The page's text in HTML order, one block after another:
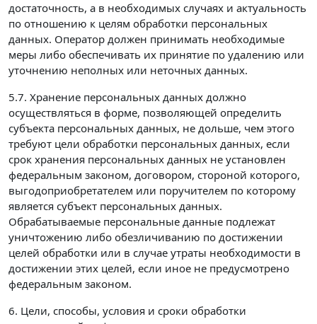
достаточность, а в необходимых случаях и актуальность
по отношению к целям обработки персональных
данных. Оператор должен принимать необходимые
меры либо обеспечивать их принятие по удалению или
уточнению неполных или неточных данных.
5.7. Хранение персональных данных должно
осуществляться в форме, позволяющей определить
субъекта персональных данных, не дольше, чем этого
требуют цели обработки персональных данных, если
срок хранения персональных данных не установлен
федеральным законом, договором, стороной которого,
выгодоприобретателем или поручителем по которому
является субъект персональных данных.
Обрабатываемые персональные данные подлежат
уничтожению либо обезличиванию по достижении
целей обработки или в случае утраты необходимости в
достижении этих целей, если иное не предусмотрено
федеральным законом.
6. Цели, способы, условия и сроки обработки